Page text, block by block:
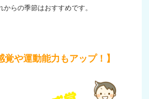
からの季節はおすすめです。
覚や運動能力もアップ！】